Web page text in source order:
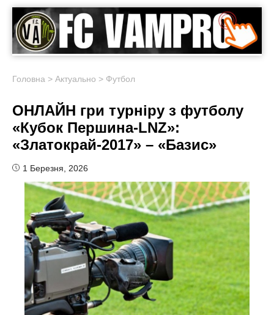
Головна > Актуально > Футбол
ОНЛАЙН гри турніру з футболу
«Кубок Першина-LNZ»:
«Златокрай-2017» – «Базис»
1 Березня, 2026